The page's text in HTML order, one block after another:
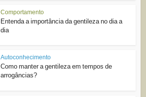
Comportamento
Entenda a importância da gentileza no dia a
dia
Autoconhecimento
Como manter a gentileza em tempos de
arrogâncias?